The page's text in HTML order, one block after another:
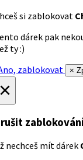
si zablokovat
dárek pak
ty :)
zablokovat
×
nechceš mít dárek